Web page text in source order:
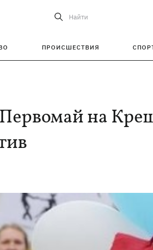
Найти
ПРОИСШЕСТВИЯ
на